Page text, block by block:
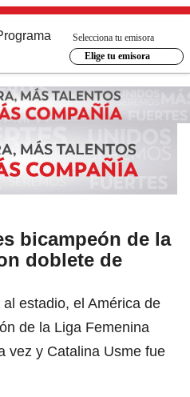
Selecciona tu emisora
Elige tu emisora
bicampeón de la
doblete de
estadio, el América de
de la Liga Femenina
vez y Catalina Usme fue